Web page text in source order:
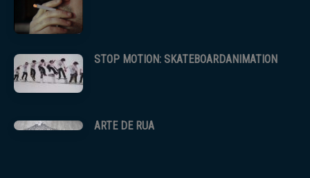
STOP MOTION: SKATEBOARDANIMATION
ARTE DE RUA